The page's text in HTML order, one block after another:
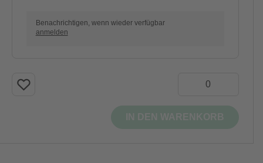
Benachrichtigen, wenn wieder verfügbar
anmelden